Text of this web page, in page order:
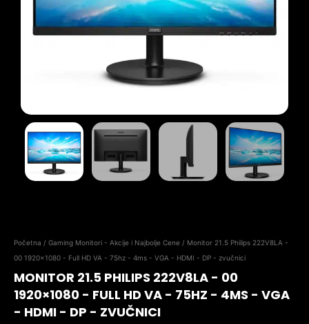
Početna / Gaming Monitori - Akcije i Najbolje Cene / Monitor 21.5 Philips 222V8LA -
00 1920×1080 - Full HD VA - 75hz - 4ms - VGA - HDMI - DP - zvučnici
MONITOR 21.5 PHILIPS 222V8LA - 00
1920×1080 - FULL HD VA - 75HZ - 4MS - VGA
- HDMI - DP - ZVUČNICI